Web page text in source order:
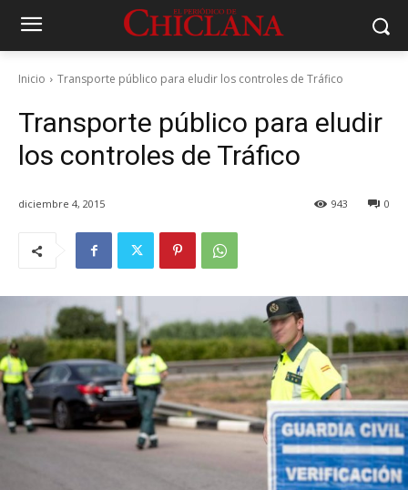
Inicio Transporte público para eludir los controles de Tráfico
Transporte público para eludir
los controles de Tráfico
diciembre 4, 2015 0
943